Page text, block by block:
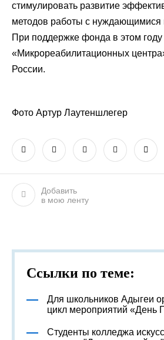
стимулировать развитие
методов работы с
При поддержке фонда в этом
«Микрореабилитационных
России.
Фото Артур Лаутеншлегер
Добавить
в мою ленту
Ссылки по теме:
Для школьников Адыгеи
цикл мероприятий «День
Студенты колледжа